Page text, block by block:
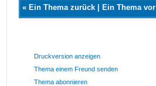
« Ein Thema zurück Ein Thema vor
Druckversion anzeigen
Thema einem Freund senden
Thema abonnieren